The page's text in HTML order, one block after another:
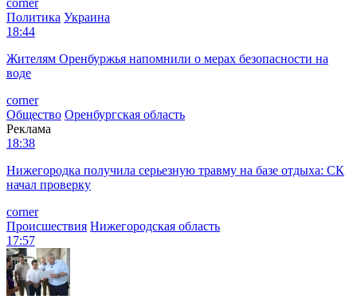
Политика Украина
18:44
Жителям Оренбуржья напомнили о мерах безопасности на
воде
corner
Общество Оренбургская область
Реклама
18:38
Нижегородка получила серьезную травму на базе отдыха: СК
начал проверку
corner
Происшествия Нижегородская область
17:57